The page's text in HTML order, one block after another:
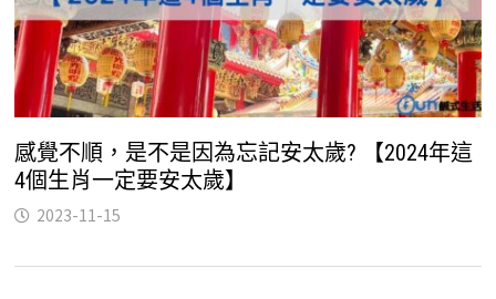
感覺不順，是不是因為忘記安太歲? 【2024年這
4個生肖一定要安太歲】
2023-11-15